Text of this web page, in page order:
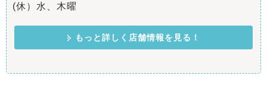
(休）水、木曜
もっと詳しく店舗情報を見る！